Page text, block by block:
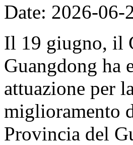
Date: 2026-06-
Il 19 giugno, il
Guangdong ha
attuazione per
miglioramento
Provincia del